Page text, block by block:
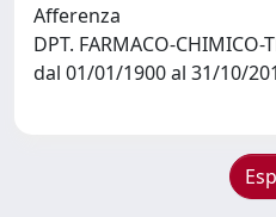
Afferenza
DPT. FARMACO-
dal 01/01/1900 al 31/10/